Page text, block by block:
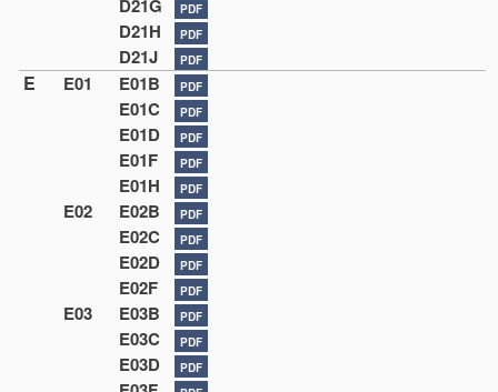
D21G PDF
D21H PDF
D21J PDF
E E01 E01B PDF
E01C PDF
E01D PDF
E01F PDF
E01H PDF
E02 E02B PDF
E02C PDF
E02D PDF
E02F PDF
E03 E03B PDF
E03C PDF
E03D PDF